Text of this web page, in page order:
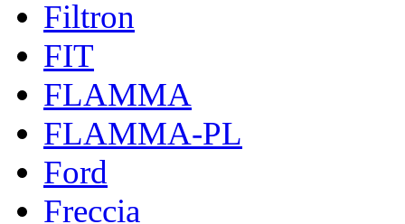
Filtron
FIT
FLAMMA
FLAMMA-PL
Ford
Freccia